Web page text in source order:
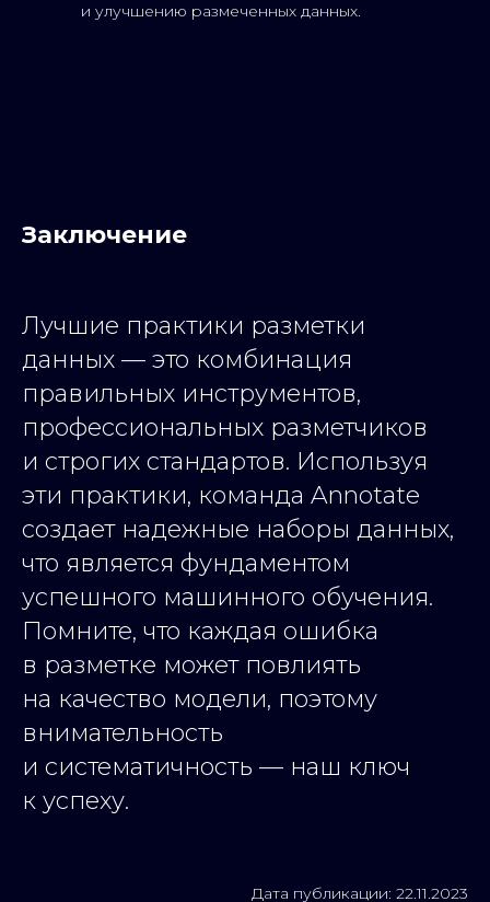
и улучшению размеченных данных.
Заключение
Лучшие практики разметки
данных — это комбинация
правильных инструментов,
профессиональных разметчиков
и строгих стандартов. Используя
эти практики, команда Annotate
создает надежные наборы данных,
что является фундаментом
успешного машинного обучения.
Помните, что каждая ошибка
в разметке может повлиять
на качество модели, поэтому
внимательность
и систематичность — наш ключ
к успеху.
Дата публикации: 22.11.2023
возможных коммерческих
переговоров
Отправить